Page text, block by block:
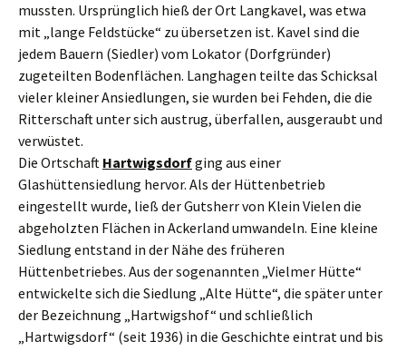
mussten. Ursprünglich hieß der Ort Langkavel, was etwa
mit „lange Feldstücke“ zu übersetzen ist. Kavel sind die
jedem Bauern (Siedler) vom Lokator (Dorfgründer)
zugeteilten Bodenflächen. Langhagen teilte das Schicksal
vieler kleiner Ansiedlungen, sie wurden bei Fehden, die die
Ritterschaft unter sich austrug, überfallen, ausgeraubt und
verwüstet.
Die Ortschaft Hartwigsdorfging aus einer
Glashüttensiedlung hervor. Als der Hüttenbetrieb
eingestellt wurde, ließ der Gutsherr von Klein Vielen die
abgeholzten Flächen in Ackerland umwandeln. Eine kleine
Siedlung entstand in der Nähe des früheren
Hüttenbetriebes. Aus der sogenannten „Vielmer Hütte“
entwickelte sich die Siedlung „Alte Hütte“, die später unter
der Bezeichnung „Hartwigshof“ und schließlich
„Hartwigsdorf“ (seit 1936) in die Geschichte eintrat und bis